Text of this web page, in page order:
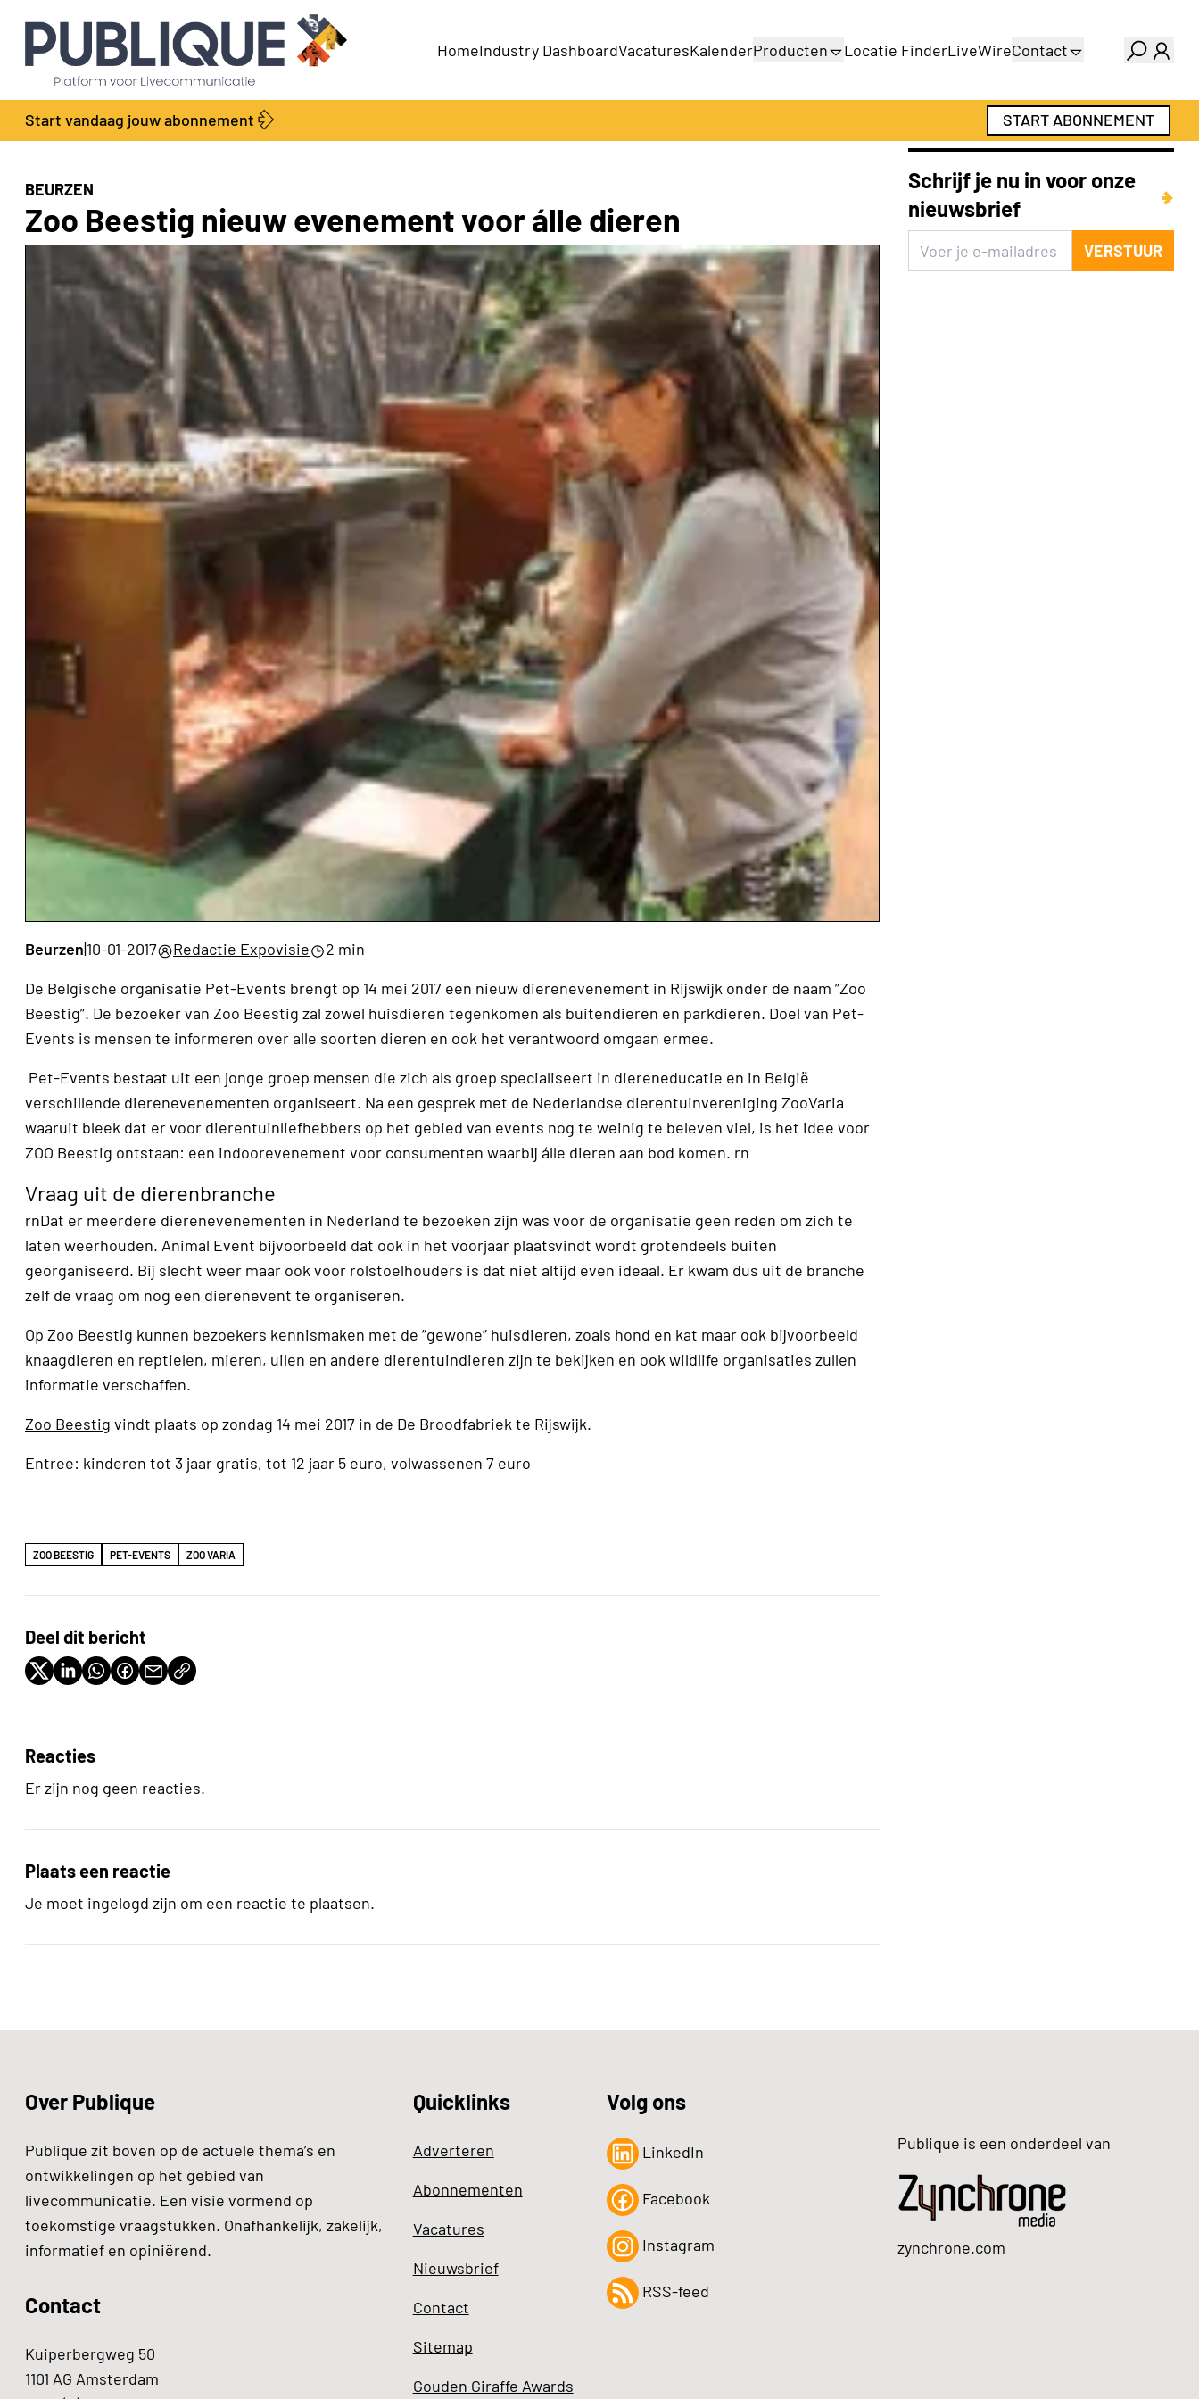
HomeIndustry DashboardVacaturesKalenderProducten
Productengids
Locatie FinderLiveWireContact
Adverteren
Abonnementen
Start vandaag jouw abonnement START ABONNEMENT
BEURZEN
Zoo Beestig nieuw evenement voor álle dieren
Beurzen|10-01-2017 Redactie Expovisie
2 min
De Belgische organisatie Pet-Events brengt op 14 mei 2017 een nieuw dierenevenement in Rijswijk onder de naam ”Zoo
Beestig”. De bezoeker van Zoo Beestig zal zowel huisdieren tegenkomen als buitendieren en parkdieren. Doel van Pet-
Events is mensen te informeren over alle soorten dieren en ook het verantwoord omgaan ermee.
Pet-Events bestaat uit een jonge groep mensen die zich als groep specialiseert in diereneducatie en in België
verschillende dierenevenementen organiseert. Na een gesprek met de Nederlandse dierentuinvereniging ZooVaria
waaruit bleek dat er voor dierentuinliefhebbers op het gebied van events nog te weinig te beleven viel, is het idee voor
ZOO Beestig ontstaan: een indoorevenement voor consumenten waarbij álle dieren aan bod komen. rn
Vraag uit de dierenbranche
rnDat er meerdere dierenevenementen in Nederland te bezoeken zijn was voor de organisatie geen reden om zich te
laten weerhouden. Animal Event bijvoorbeeld dat ook in het voorjaar plaatsvindt wordt grotendeels buiten
georganiseerd. Bij slecht weer maar ook voor rolstoelhouders is dat niet altijd even ideaal. Er kwam dus uit de branche
zelf de vraag om nog een dierenevent te organiseren.
Op Zoo Beestig kunnen bezoekers kennismaken met de ”gewone” huisdieren, zoals hond en kat maar ook bijvoorbeeld
knaagdieren en reptielen, mieren, uilen en andere dierentuindieren zijn te bekijken en ook wildlife organisaties zullen
informatie verschaffen.
Zoo Beestig vindt plaats op zondag 14 mei 2017 in de De Broodfabriek te Rijswijk.
Entree: kinderen tot 3 jaar gratis, tot 12 jaar 5 euro, volwassenen 7 euro
ZOO BEESTIG PET-EVENTS ZOO VARIA
Deel dit bericht
Reacties
Er zijn nog geen reacties.
Plaats een reactie
Je moet ingelogd zijn om een reactie te plaatsen.
Schrijf je nu in voor onze
nieuwsbrief
VERSTUUR
Over Publique
Publique zit boven op de actuele thema’s en
ontwikkelingen op het gebied van
livecommunicatie. Een visie vormend op
toekomstige vraagstukken. Onafhankelijk, zakelijk,
informatief en opiniërend.
Contact
Kuiperbergweg 50
1101 AG Amsterdam
Quicklinks
Adverteren
Abonnementen
Vacatures
Nieuwsbrief
Contact
Sitemap
Gouden Giraffe Awards
Volg ons
LinkedIn
Facebook
Instagram
RSS-feed
Publique is een onderdeel van
zynchrone.com